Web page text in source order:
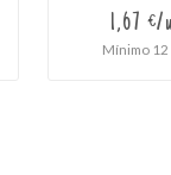
1,67 €/
Mínimo 12